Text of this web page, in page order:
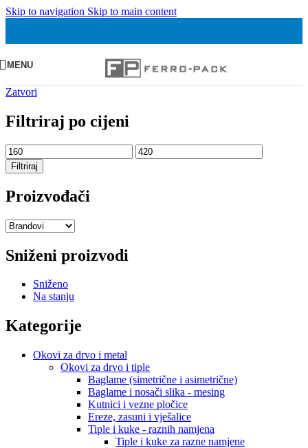
Skip to navigation Skip to main content
MENU
Zatvori
Filtriraj po cijeni
Min
cijena
Maks
cijena
Filtriraj
Proizvođači
Sniženi proizvodi
Sniženo
Na stanju
Kategorije
Okovi za drvo i metal
Okovi za drvo i tiple
Baglame (simetrične i asimetrične)
Baglame i nosači slika - mesing
Kutnici i vezne pločice
Ereze, zasuni i vješalice
Tiple i kuke - raznih namjena
Tiple i kuke za razne namjene